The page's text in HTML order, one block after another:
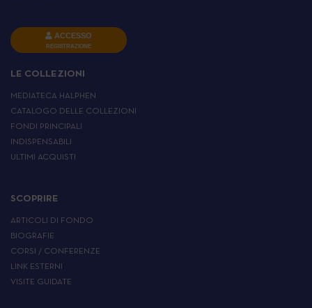
ACCESSO
REGISTRAZIONE
LE COLLEZIONI
MEDIATECA HALPHEN
CATALOGO DELLE COLLEZIONI
FONDI PRINCIPALI
INDISPENSABILI
ULTIMI ACQUISTI
SCOPRIRE
ARTICOLI DI FONDO
BIOGRAFIE
CORSI / CONFERENZE
LINK ESTERNI
VISITE GUIDATE